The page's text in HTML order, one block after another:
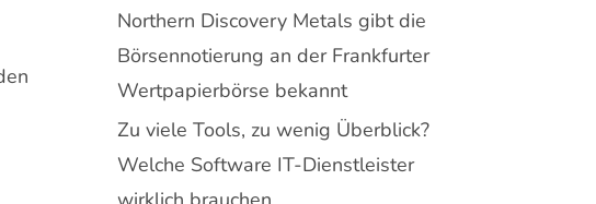
Northern Discovery Metals gibt die
Börsennotierung an der Frankfurter
Wertpapierbörse bekannt
Zu viele Tools, zu wenig Überblick?
Welche Software IT-Dienstleister